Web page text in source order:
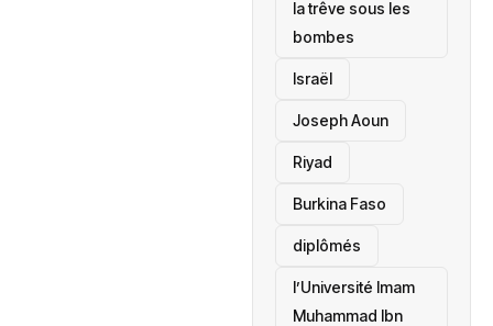
la trêve sous les
bombes
Israël
Joseph Aoun
Riyad
Burkina Faso
diplômés
l’Université Imam
Muhammad Ibn